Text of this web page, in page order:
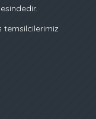
temsilcilerimiz